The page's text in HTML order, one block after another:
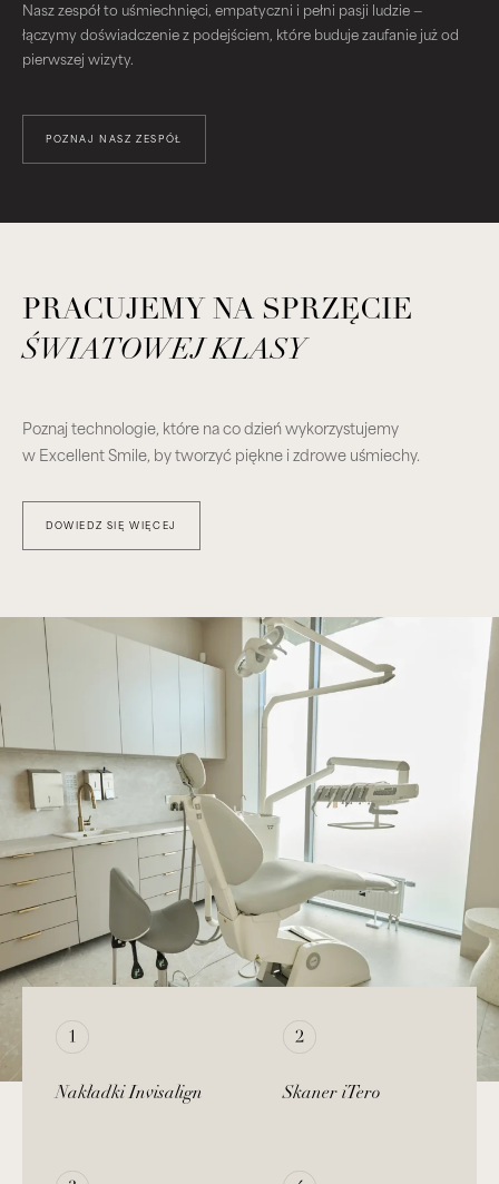
Nasz zespół to uśmiechnięci, empatyczni i pełni pasji ludzie —
łączymy doświadczenie z podejściem, które buduje zaufanie już od
pierwszej wizyty.
POZNAJ NASZ ZESPÓŁ
PRACUJEMY NA SPRZĘCIE
ŚWIATOWEJ KLASY
Poznaj technologie, które na co dzień wykorzystujemy
w Excellent Smile, by tworzyć piękne i zdrowe uśmiechy.
DOWIEDZ SIĘ WIĘCEJ
Nakładki Invisalign Skaner iTero